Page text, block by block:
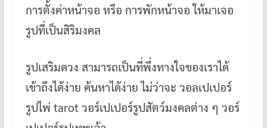
การตั้งค่าหน้าจอ หรือ การพักหน้าจอ ให้มาเจอ
รูปที่เป็นสิริมงคล
รูปเสริมดวง สามารถเป็นที่พึ่งทางใจของเราได้
เข้าถึงได้ง่าย ค้นหาได้ง่าย ไม่ว่าจะ วอลเปเปอร์
รูปไพ่ tarot วอร์เปเปอร์รูปสัตว์มงคลต่าง ๆ วอร์